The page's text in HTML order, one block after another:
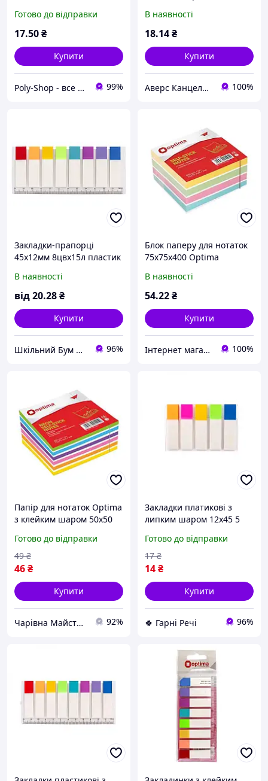
Готово до відправки
17.50₴
Купити
Poly-Shop - все для вас та вашого офісу 99%
12/384шт/уп
В наявності
18.14₴
Купити
Аверс Канцелярія 100%
Закладки-прапорці
45х12мм 8цвх15л пластик
В наявності
від20.28₴
Купити
Шкільний Бум Магазин товарів для школи та офісу 96%
Блок паперу для нотаток
75х75х400 Optima
O25505 (ДМБ)
В наявності
54.22₴
Купити
Інтернет магазин "Твій Вектор" 100%
Папір для нотаток Optima
з клейким шаром 50х50
Готово до відправки
46₴
49 ₴
Купити
Чарівна Майстерня 92%
Закладки платикові з
липким шаром 12х45 5
Optima O25531 Neon mix
635675 G-Rich
Готово до відправки
14₴
17 ₴
Купити
🍀 Гарні Речі 96%